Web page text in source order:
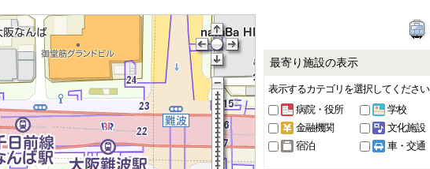
最寄り施設の表示
表示するカテゴリを選択してください
病院・役所
学校
金融機関
文化施設
宿泊
車・交通